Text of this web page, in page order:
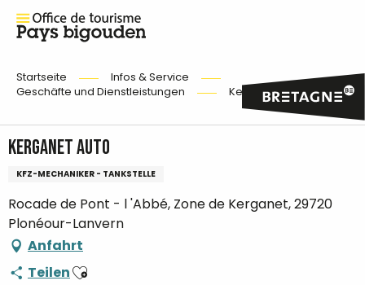
Startseite
Infos & Service
Geschäfte und Dienstleistungen
Kerganet Auto
Kerganet Auto
KFZ-MECHANIKER - TANKSTELLE
Rocade de Pont - l 'Abbé, Zone de Kerganet, 29720
Plonéour-Lanvern
Anfahrt
TeilenAjouter aux favoris